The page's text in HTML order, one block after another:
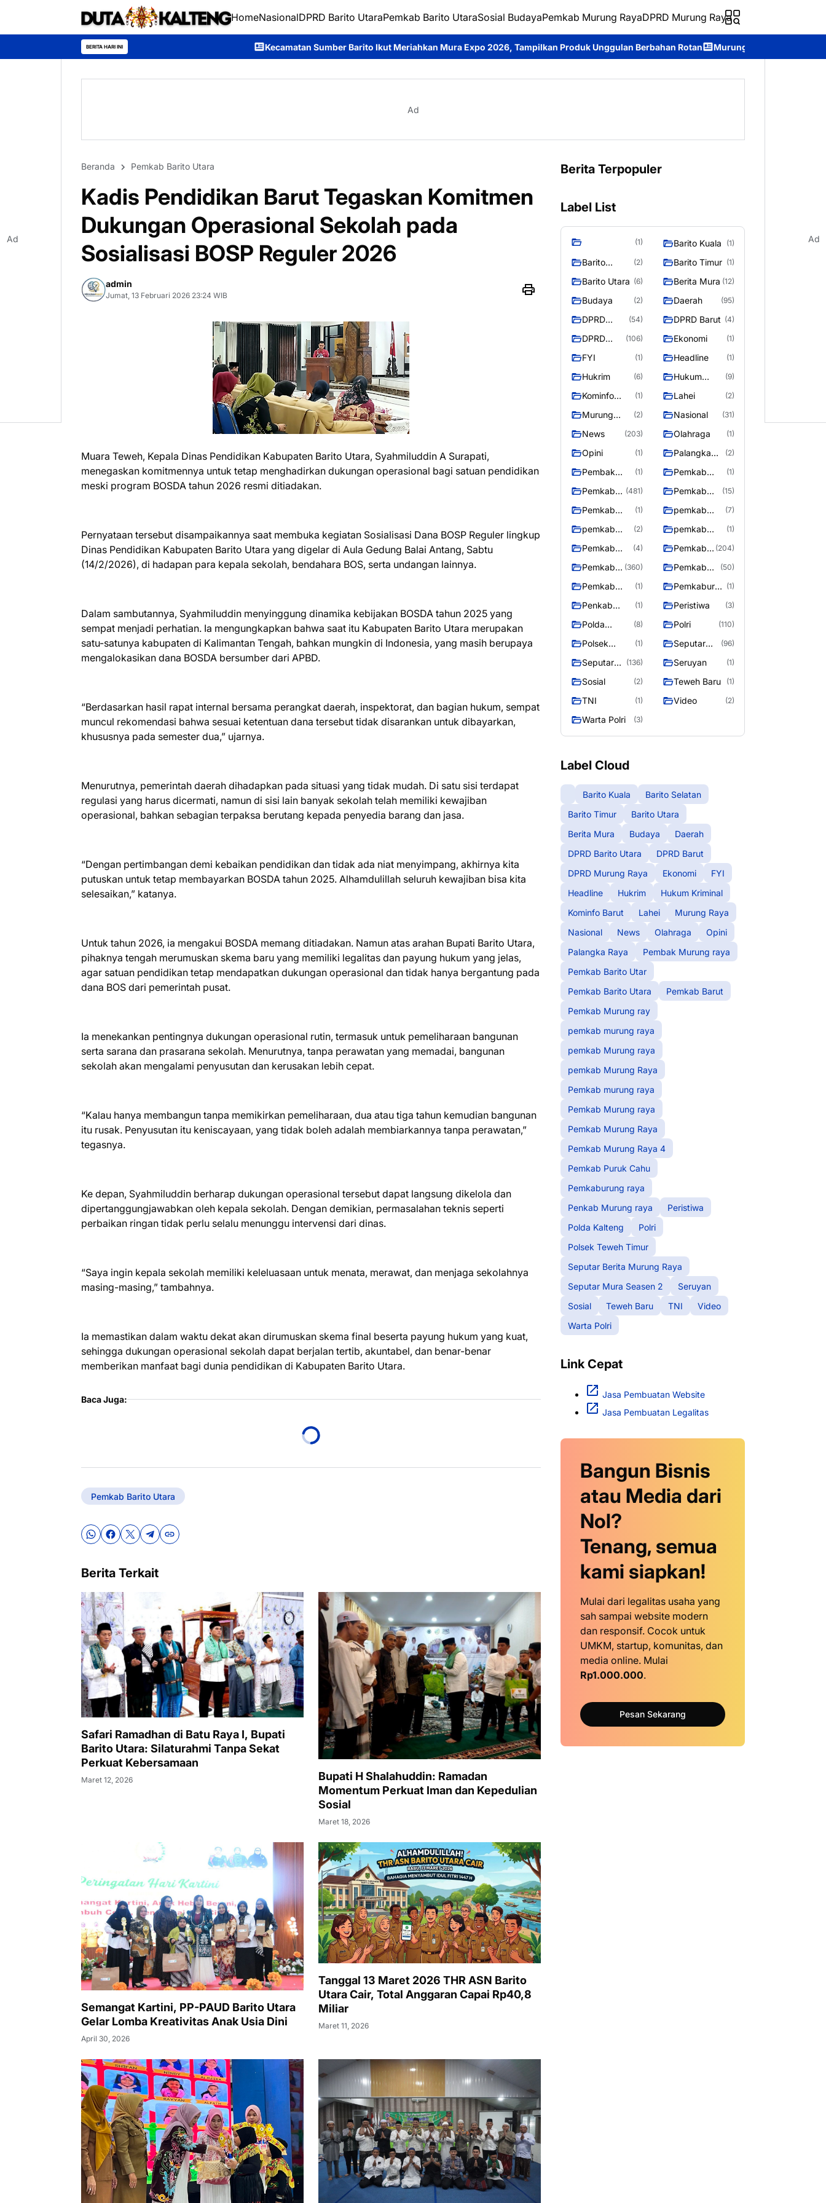
HomeNasionalDPRD Barito UtaraPemkab Barito UtaraSosial BudayaPemkab Murung RayaDPRD Murung Raya
BERITA HARI INI Kecamatan Sumber Barito Ikut Meriahkan Mura Expo 2026, Tampilkan Produk Unggulan Berbahan Rotan Murung Raya Expo 2026 Resmi Dibuka, Jadi
Ad
Beranda Pemkab Barito Utara
Kadis Pendidikan Barut Tegaskan Komitmen
Dukungan Operasional Sekolah pada
Sosialisasi BOSP Reguler 2026
admin
Jumat, 13 Februari 2026 23:24 WIB
Muara Teweh, Kepala Dinas Pendidikan Kabupaten Barito Utara, Syahmiluddin A Surapati,
menegaskan komitmennya untuk tetap menghadirkan dukungan operasional bagi satuan pendidikan
meski program BOSDA tahun 2026 resmi ditiadakan.
Pernyataan tersebut disampaikannya saat membuka kegiatan Sosialisasi Dana BOSP Reguler lingkup
Dinas Pendidikan Kabupaten Barito Utara yang digelar di Aula Gedung Balai Antang, Sabtu
(14/2/2026), di hadapan para kepala sekolah, bendahara BOS, serta undangan lainnya.
Dalam sambutannya, Syahmiluddin menyinggung dinamika kebijakan BOSDA tahun 2025 yang
sempat menjadi perhatian. Ia mengungkapkan bahwa saat itu Kabupaten Barito Utara merupakan
satu-satunya kabupaten di Kalimantan Tengah, bahkan mungkin di Indonesia, yang masih berupaya
mengalokasikan dana BOSDA bersumber dari APBD.
“Berdasarkan hasil rapat internal bersama perangkat daerah, inspektorat, dan bagian hukum, sempat
muncul rekomendasi bahwa sesuai ketentuan dana tersebut tidak disarankan untuk dibayarkan,
khususnya pada semester dua,” ujarnya.
Menurutnya, pemerintah daerah dihadapkan pada situasi yang tidak mudah. Di satu sisi terdapat
regulasi yang harus dicermati, namun di sisi lain banyak sekolah telah memiliki kewajiban
operasional, bahkan sebagian terpaksa berutang kepada penyedia barang dan jasa.
“Dengan pertimbangan demi kebaikan pendidikan dan tidak ada niat menyimpang, akhirnya kita
putuskan untuk tetap membayarkan BOSDA tahun 2025. Alhamdulillah seluruh kewajiban bisa kita
selesaikan,” katanya.
Untuk tahun 2026, ia mengakui BOSDA memang ditiadakan. Namun atas arahan Bupati Barito Utara,
pihaknya tengah merumuskan skema baru yang memiliki legalitas dan payung hukum yang jelas,
agar satuan pendidikan tetap mendapatkan dukungan operasional dan tidak hanya bergantung pada
dana BOS dari pemerintah pusat.
Ia menekankan pentingnya dukungan operasional rutin, termasuk untuk pemeliharaan bangunan
serta sarana dan prasarana sekolah. Menurutnya, tanpa perawatan yang memadai, bangunan
sekolah akan mengalami penyusutan dan kerusakan lebih cepat.
“Kalau hanya membangun tanpa memikirkan pemeliharaan, dua atau tiga tahun kemudian bangunan
itu rusak. Penyusutan itu keniscayaan, yang tidak boleh adalah membiarkannya tanpa perawatan,”
tegasnya.
Ke depan, Syahmiluddin berharap dukungan operasional tersebut dapat langsung dikelola dan
dipertanggungjawabkan oleh kepala sekolah. Dengan demikian, permasalahan teknis seperti
perbaikan ringan tidak perlu selalu menunggu intervensi dari dinas.
“Saya ingin kepala sekolah memiliki keleluasaan untuk menata, merawat, dan menjaga sekolahnya
masing-masing,” tambahnya.
Ia memastikan dalam waktu dekat akan dirumuskan skema final beserta payung hukum yang kuat,
sehingga dukungan operasional sekolah dapat berjalan tertib, akuntabel, dan benar-benar
memberikan manfaat bagi dunia pendidikan di Kabupaten Barito Utara.
Baca Juga:
Pemkab Barito Utara
Berita Terkait
Safari Ramadhan di Batu Raya I, Bupati
Barito Utara: Silaturahmi Tanpa Sekat
Perkuat Kebersamaan
Maret 12, 2026
Bupati H Shalahuddin: Ramadan
Momentum Perkuat Iman dan Kepedulian
Sosial
Maret 18, 2026
Semangat Kartini, PP-PAUD Barito Utara
Gelar Lomba Kreativitas Anak Usia Dini
April 30, 2026
Tanggal 13 Maret 2026 THR ASN Barito
Utara Cair, Total Anggaran Capai Rp40,8
Miliar
Maret 11, 2026
Berita Terpopuler
Label List
(1) Barito Kuala (1)
Barito
(2) Barito Timur (1)
Barito Utara (6) Berita Mura (12)
Budaya (2) Daerah (95)
DPRD
Utara
(54) DPRD Barut (4)
DPRD
Raya
(106) Ekonomi (1)
FYI (1) Headline (1)
Hukrim (6)
Hukum
(9)
Kominfo
(1) Lahei (2)
Murung
(2) Nasional (31)
News (203) Olahraga (1)
Opini (1)
Palangka
(2)
Pembak
Murung raya
(1)
Pemkab
(1)
Pemkab
Utara
(481)
Pemkab
(15)
Pemkab
(1)
pemkab
(7)
pemkab
(2)
pemkab
Raya
(1)
Pemkab
murung raya
(4)
Pemkab
raya
(204)
Pemkab
Raya
(360)
Pemkab
Raya 4
(50)
Pemkab
(1)
Pemkaburun (1)
Penkab
(1) Peristiwa (3)
Polda
(8) Polri (110)
Polsek
Teweh Timur
(1)
Seputar
Murung
Raya
(96)
Seputar
Seasen 2
(136) Seruyan (1)
Sosial (2) Teweh Baru (1)
TNI (1) Video (2)
Warta Polri (3)
Label Cloud
Barito Kuala
Barito Selatan
Barito Timur
Barito Utara
Berita Mura
Budaya
Daerah
DPRD Barito Utara
DPRD Barut
DPRD Murung Raya
Ekonomi
FYI
Headline
Hukrim
Hukum Kriminal
Kominfo Barut
Lahei
Murung Raya
Nasional
News Olahraga
Opini
Palangka Raya
Pembak Murung raya
Pemkab Barito Utar
Pemkab Barito Utara
Pemkab Barut
Pemkab Murung ray
pemkab murung raya
pemkab Murung raya
pemkab Murung Raya
Pemkab murung raya
Pemkab Murung raya
Pemkab Murung Raya
Pemkab Murung Raya 4
Pemkab Puruk Cahu
Pemkaburung raya
Penkab Murung raya
Peristiwa
Polda Kalteng
Polri
Polsek Teweh Timur
Seputar Berita Murung Raya
Seputar Mura Seasen 2
Seruyan
Sosial
Teweh Baru TNI
Video
Warta Polri
Link Cepat
Jasa Pembuatan Website
Jasa Pembuatan Legalitas
Bangun Bisnis
atau Media dari
Nol?
Tenang, semua
kami siapkan!
Mulai dari legalitas usaha yang
sah sampai website modern
dan responsif. Cocok untuk
UMKM, startup, komunitas, dan
media online. Mulai
Rp1.000.000.
Pesan Sekarang
Ad Ad